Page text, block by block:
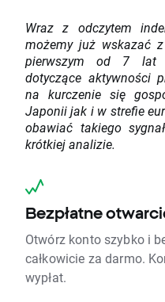
Wraz z odczytem
możemy już wskazać
pierwszym od 7 lat
dotyczące aktywności
na kurczenie się
Japonii jak i w strefie
obawiać takiego
krótkiej analizie.
Bezpłatne
Otwórz konto szybko i
całkowicie za darmo.
wypłat.